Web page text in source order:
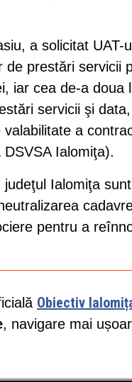
a solicitat UAT-
prestări servicii
iar cea de-a doua
servicii şi
a
Ialomiţa).
Ialomiţa
pentru a
Obiectiv
, navigare mai